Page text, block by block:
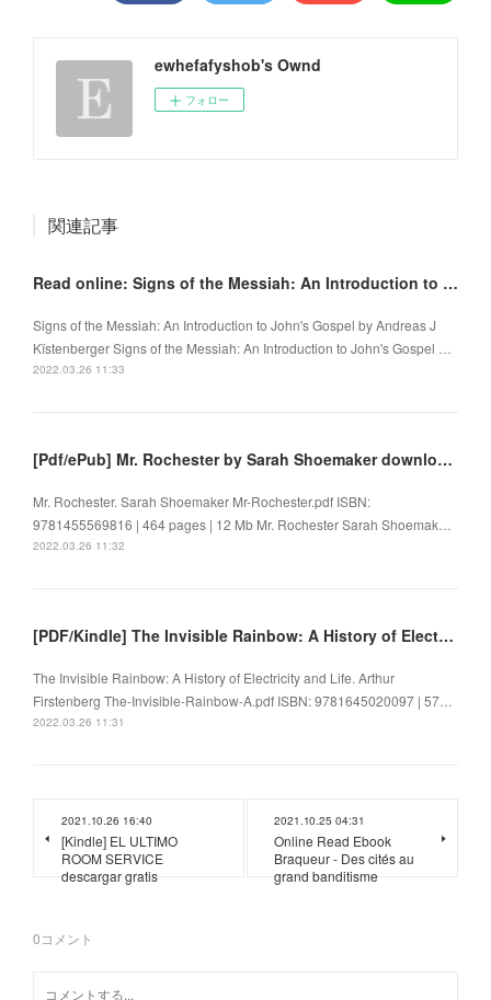
ewhefafyshob's Ownd
フォロー
関連記事
Read online: Signs of the Messiah: An Introduction to John's Gospel
Signs of the Messiah: An Introduction to John's Gospel by Andreas J
Kïstenberger Signs of the Messiah: An Introduction to John's Gospel …
2022.03.26 11:33
[Pdf/ePub] Mr. Rochester by Sarah Shoemaker download ebook
Mr. Rochester. Sarah Shoemaker Mr-Rochester.pdf ISBN:
9781455569816 | 464 pages | 12 Mb Mr. Rochester Sarah Shoemak…
2022.03.26 11:32
[PDF/Kindle] The Invisible Rainbow: A History of Electricity and Life by Arthur Firstenberg
The Invisible Rainbow: A History of Electricity and Life. Arthur
Firstenberg The-Invisible-Rainbow-A.pdf ISBN: 9781645020097 | 57…
2022.03.26 11:31
2021.10.26 16:40
[Kindle] EL ULTIMO
ROOM SERVICE
descargar gratis
2021.10.25 04:31
Online Read Ebook
Braqueur - Des cités au
grand banditisme
0コメント